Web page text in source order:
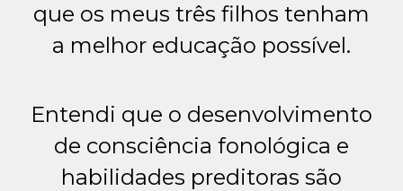
que os meus três filhos tenham
a melhor educação possível.
Entendi que o desenvolvimento
de consciência fonológica e
habilidades preditoras são